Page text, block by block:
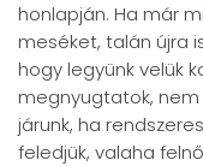
honlapján. Ha már
meséket, talán újra
hogy legyünk velük
megnyugtatok, nem
járunk, ha
feledjük, valaha